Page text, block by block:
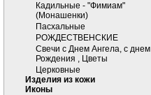
Кадильные - "Фимиам"
(Монашенки)
Пасхальные
РОЖДЕСТВЕНСКИЕ
Свечи с Днем Ангела, с днем
Рождения , Цветы
Церковные
Изделия из кожи
Иконы